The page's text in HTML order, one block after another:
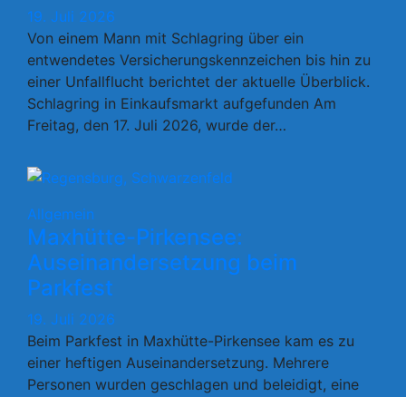
19. Juli 2026
Von einem Mann mit Schlagring über ein
entwendetes Versicherungskennzeichen bis hin zu
einer Unfallflucht berichtet der aktuelle Überblick.
Schlagring in Einkaufsmarkt aufgefunden Am
Freitag, den 17. Juli 2026, wurde der…
Allgemein
Maxhütte-Pirkensee:
Auseinandersetzung beim
Parkfest
19. Juli 2026
Beim Parkfest in Maxhütte-Pirkensee kam es zu
einer heftigen Auseinandersetzung. Mehrere
Personen wurden geschlagen und beleidigt, eine